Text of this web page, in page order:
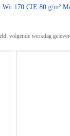
170 CIE 80 g/m²
volgende werkdag